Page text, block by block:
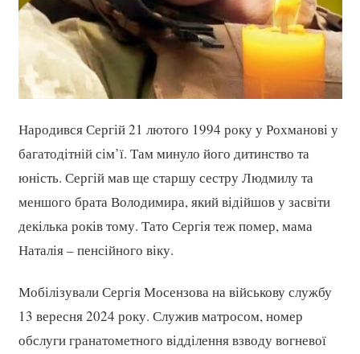
Народився Сергій 21 лютого 1994 року у Рохманові у
багатодітній сім’ї. Там минуло його дитинство та
юність. Сергій мав ще старшу сестру Людмилу та
меншого брата Володимира, який відійшов у засвіти
декілька років тому. Тато Сергія теж помер, мама
Наталія – пенсійного віку.
Мобілізували Сергія Мосензова на військову службу
13 вересня 2024 року. Служив матросом, номер
обслуги гранатометного відділення взводу вогневої